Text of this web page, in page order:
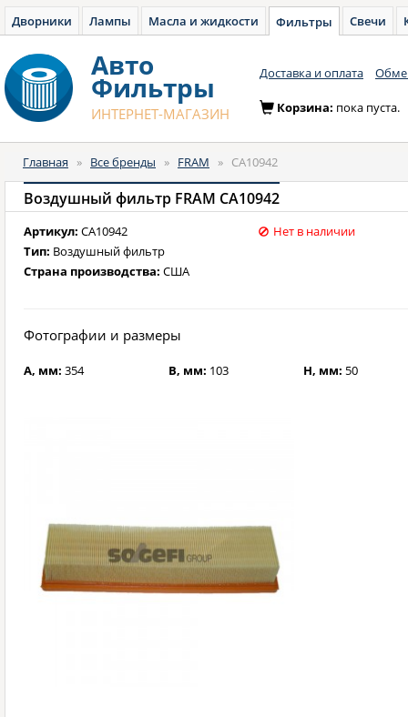
Дворники Лампы Масла и жидкости Фильтры Свечи
Авто
Фильтры
ИНТЕРНЕТ-МАГАЗИН
Доставка и оплата
Корзина: пока пуста.
Главная » Все бренды » FRAM » CA10942
Воздушный фильтр FRAM CA10942
Артикул: CA10942
Тип: Воздушный фильтр
Страна производства: США
Нет в наличии
Фотографии и размеры
A, мм: 354 B, мм: 103 H, мм: 50